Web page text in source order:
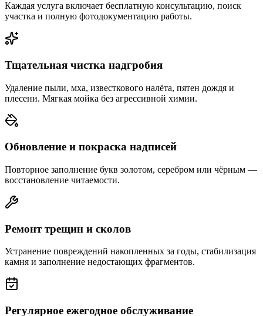
Каждая услуга включает бесплатную консультацию, поиск
участка и полную фотодокументацию работы.
Тщательная чистка надгробия
Удаление пыли, мха, известкового налёта, пятен дождя и
плесени. Мягкая мойка без агрессивной химии.
Обновление и покраска надписей
Повторное заполнение букв золотом, серебром или чёрным —
восстановление читаемости.
Ремонт трещин и сколов
Устранение повреждений накопленных за годы, стабилизация
камня и заполнение недостающих фрагментов.
Регулярное ежегодное обслуживание